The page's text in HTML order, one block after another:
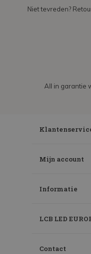
Niet tevreden?
All in garantie
Mijn account
Informatie
LCB LED
Contact